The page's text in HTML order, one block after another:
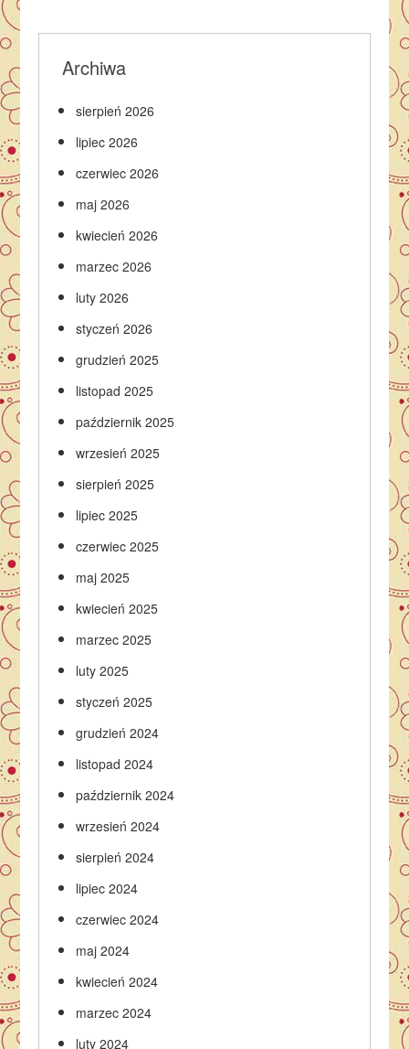
Archiwa
sierpień 2026
lipiec 2026
czerwiec 2026
maj 2026
kwiecień 2026
marzec 2026
luty 2026
styczeń 2026
grudzień 2025
listopad 2025
październik 2025
wrzesień 2025
sierpień 2025
lipiec 2025
czerwiec 2025
maj 2025
kwiecień 2025
marzec 2025
luty 2025
styczeń 2025
grudzień 2024
listopad 2024
październik 2024
wrzesień 2024
sierpień 2024
lipiec 2024
czerwiec 2024
maj 2024
kwiecień 2024
marzec 2024
luty 2024